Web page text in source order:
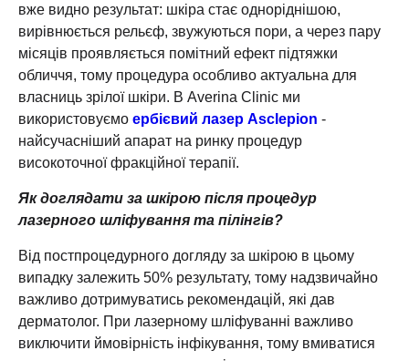
вже видно результат: шкіра стає одноріднішою,
вирівнюється рельєф, звужуються пори, а через пару
місяців проявляється помітний ефект підтяжки
обличчя, тому процедура особливо актуальна для
власниць зрілої шкіри. В Averina Clinic ми
використовуємо ербієвий лазер Asclepion -
найсучасніший апарат на ринку процедур
високоточної фракційної терапії.
Як доглядати за шкірою після процедур
лазерного шліфування та пілінгів?
Від постпроцедурного догляду за шкірою в цьому
випадку залежить 50% результату, тому надзвичайно
важливо дотримуватись рекомендацій, які дав
дерматолог. При лазерному шліфуванні важливо
виключити ймовірність інфікування, тому вмиватися